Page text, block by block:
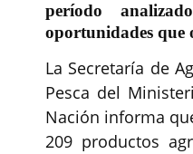
período
oportunidades que
La Secretaría de
Pesca del
Nación informa
209 productos